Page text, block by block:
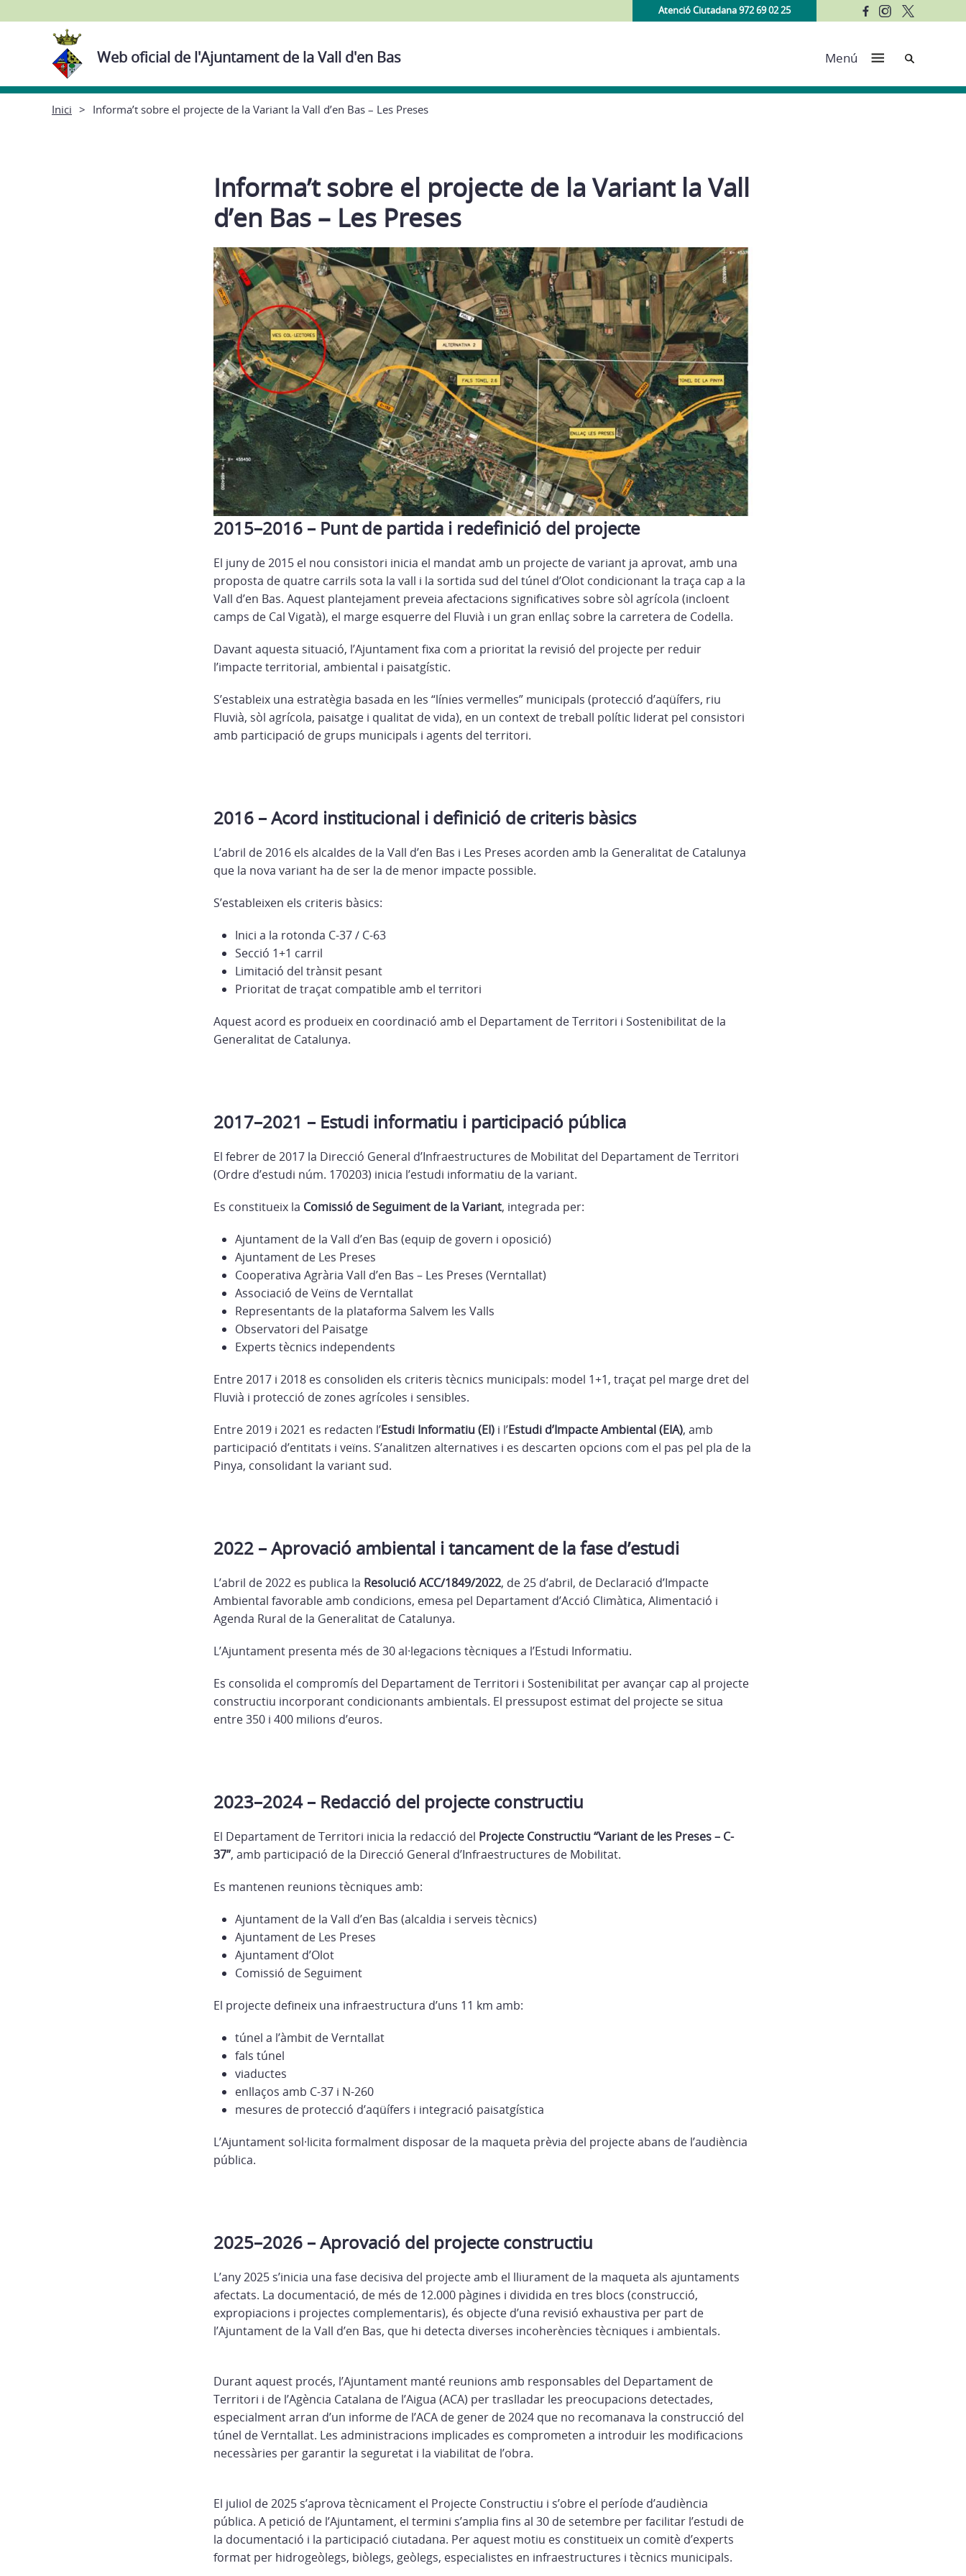
Atenció Ciutadana 972 69 02 25
Web oficial de l'Ajuntament de la Vall d'en Bas Menú Cerca
Inici Informa’t sobre el projecte de la Variant la Vall d’en Bas – Les Preses
Informa’t sobre el projecte de la Variant la Vall
d’en Bas – Les Preses
2015–2016 – Punt de partida i redefinició del projecte
El juny de 2015 el nou consistori inicia el mandat amb un projecte de variant ja aprovat, amb una
proposta de quatre carrils sota la vall i la sortida sud del túnel d’Olot condicionant la traça cap a la
Vall d’en Bas. Aquest plantejament preveia afectacions significatives sobre sòl agrícola (incloent
camps de Cal Vigatà), el marge esquerre del Fluvià i un gran enllaç sobre la carretera de Codella.
Davant aquesta situació, l’Ajuntament fixa com a prioritat la revisió del projecte per reduir
l’impacte territorial, ambiental i paisatgístic.
S’estableix una estratègia basada en les “línies vermelles” municipals (protecció d’aqüífers, riu
Fluvià, sòl agrícola, paisatge i qualitat de vida), en un context de treball polític liderat pel consistori
amb participació de grups municipals i agents del territori.
2016 – Acord institucional i definició de criteris bàsics
L’abril de 2016 els alcaldes de la Vall d’en Bas i Les Preses acorden amb la Generalitat de Catalunya
que la nova variant ha de ser la de menor impacte possible.
S’estableixen els criteris bàsics:
Inici a la rotonda C-37 / C-63
Secció 1+1 carril
Limitació del trànsit pesant
Prioritat de traçat compatible amb el territori
Aquest acord es produeix en coordinació amb el Departament de Territori i Sostenibilitat de la
Generalitat de Catalunya.
2017–2021 – Estudi informatiu i participació pública
El febrer de 2017 la Direcció General d’Infraestructures de Mobilitat del Departament de Territori
(Ordre d’estudi núm. 170203) inicia l’estudi informatiu de la variant.
Es constitueix la Comissió de Seguiment de la Variant, integrada per:
Ajuntament de la Vall d’en Bas (equip de govern i oposició)
Ajuntament de Les Preses
Cooperativa Agrària Vall d’en Bas – Les Preses (Verntallat)
Associació de Veïns de Verntallat
Representants de la plataforma Salvem les Valls
Observatori del Paisatge
Experts tècnics independents
Entre 2017 i 2018 es consoliden els criteris tècnics municipals: model 1+1, traçat pel marge dret del
Fluvià i protecció de zones agrícoles i sensibles.
Entre 2019 i 2021 es redacten l’Estudi Informatiu (EI) i l’Estudi d’Impacte Ambiental (EIA), amb
participació d’entitats i veïns. S’analitzen alternatives i es descarten opcions com el pas pel pla de la
Pinya, consolidant la variant sud.
2022 – Aprovació ambiental i tancament de la fase d’estudi
L’abril de 2022 es publica la Resolució ACC/1849/2022, de 25 d’abril, de Declaració d’Impacte
Ambiental favorable amb condicions, emesa pel Departament d’Acció Climàtica, Alimentació i
Agenda Rural de la Generalitat de Catalunya.
L’Ajuntament presenta més de 30 al·legacions tècniques a l’Estudi Informatiu.
Es consolida el compromís del Departament de Territori i Sostenibilitat per avançar cap al projecte
constructiu incorporant condicionants ambientals. El pressupost estimat del projecte se situa
entre 350 i 400 milions d’euros.
2023–2024 – Redacció del projecte constructiu
El Departament de Territori inicia la redacció del Projecte Constructiu “Variant de les Preses – C-
37”, amb participació de la Direcció General d’Infraestructures de Mobilitat.
Es mantenen reunions tècniques amb:
Ajuntament de la Vall d’en Bas (alcaldia i serveis tècnics)
Ajuntament de Les Preses
Ajuntament d’Olot
Comissió de Seguiment
El projecte defineix una infraestructura d’uns 11 km amb:
túnel a l’àmbit de Verntallat
fals túnel
viaductes
enllaços amb C-37 i N-260
mesures de protecció d’aqüífers i integració paisatgística
L’Ajuntament sol·licita formalment disposar de la maqueta prèvia del projecte abans de l’audiència
pública.
2025–2026 – Aprovació del projecte constructiu
L’any 2025 s’inicia una fase decisiva del projecte amb el lliurament de la maqueta als ajuntaments
afectats. La documentació, de més de 12.000 pàgines i dividida en tres blocs (construcció,
expropiacions i projectes complementaris), és objecte d’una revisió exhaustiva per part de
l’Ajuntament de la Vall d’en Bas, que hi detecta diverses incoherències tècniques i ambientals.
Durant aquest procés, l’Ajuntament manté reunions amb responsables del Departament de
Territori i de l’Agència Catalana de l’Aigua (ACA) per traslladar les preocupacions detectades,
especialment arran d’un informe de l’ACA de gener de 2024 que no recomanava la construcció del
túnel de Verntallat. Les administracions implicades es comprometen a introduir les modificacions
necessàries per garantir la seguretat i la viabilitat de l’obra.
El juliol de 2025 s’aprova tècnicament el Projecte Constructiu i s’obre el període d’audiència
pública. A petició de l’Ajuntament, el termini s’amplia fins al 30 de setembre per facilitar l’estudi de
la documentació i la participació ciutadana. Per aquest motiu es constitueix un comitè d’experts
format per hidrogeòlegs, biòlegs, geòlegs, especialistes en infraestructures i tècnics municipals.